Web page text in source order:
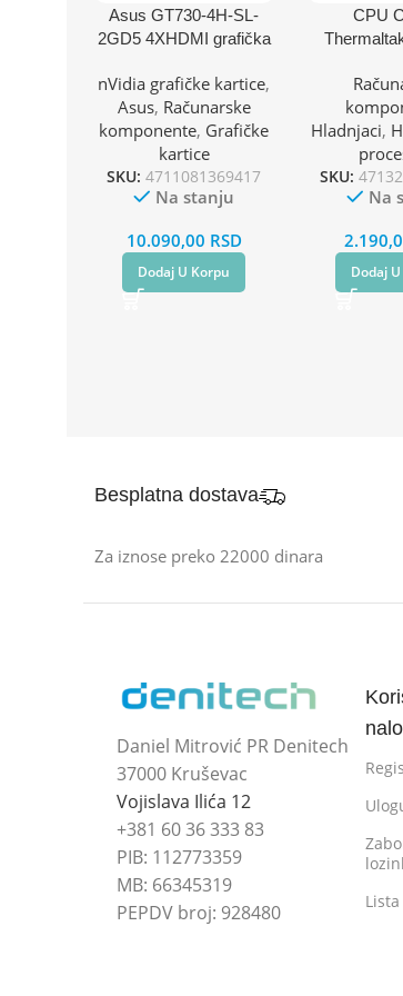
Asus GT730-4H-SL-
2GD5 4XHDMI grafička
nVidia grafičke kartice,
Asus, Računarske
komponente, Grafičke
kartice
SKU:4711081369417
Na stanju
10.090,00 RSD
Dodaj U Korpu
CPU
1700/
Hladnjaci,
SKU:
Na
Dodaj
Besplatna dostava
Za iznose preko 22000 dinara
Daniel Mitrović PR Denitech
37000 Kruševac
Vojislava Ilića 12
+381 60 36 333 83
PIB: 112773359
MB: 66345319
PEPDV broj: 928480